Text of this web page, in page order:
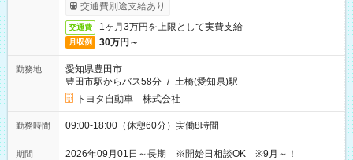
交通費別途支給あり
交通費 1ヶ月3万円を上限として実費支給
月収例 30万円～
勤務地
愛知県豊田市
豊田市駅からバス58分 / 土橋(愛知県)駅
トヨタ自動車 株式会社
勤務時間 09:00-18:00（休憩60分）実働8時間
期間 2026年09月01日～長期 ※開始日相談OK ※9月～！